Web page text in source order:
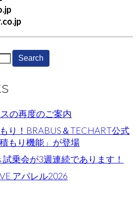
の再度のご案内
り！BRABUS＆TECHART公式
もり機能」が登場
乗会が3週連続であります！
アパレル2026